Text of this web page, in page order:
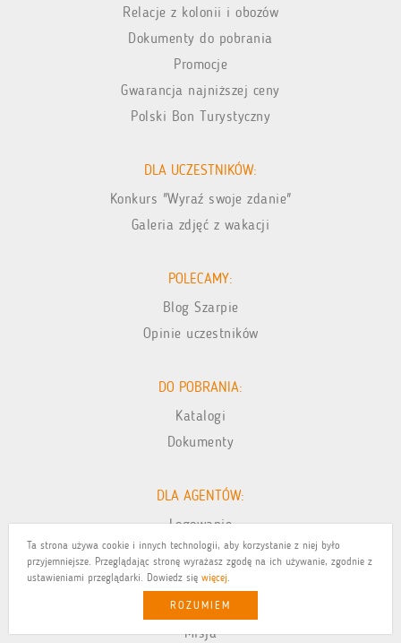
Ta strona używa cookie i innych technologii, aby korzystanie z niej było
przyjemniejsze. Przeglądając stronę wyrażasz zgodę na ich używanie, zgodnie z
ustawieniami przeglądarki. Dowiedz się więcej.
ROZUMIEM
Relacje z kolonii i obozów
Dokumenty do pobrania
Promocje
Gwarancja najniższej ceny
Polski Bon Turystyczny
DLA UCZESTNIKÓW:
Konkurs "Wyraź swoje zdanie"
Galeria zdjęć z wakacji
POLECAMY:
Blog Szarpie
Opinie uczestników
DO POBRANIA:
Katalogi
Dokumenty
DLA AGENTÓW:
Logowanie
O FIRMIE:
Dlaczego z nami
Misja